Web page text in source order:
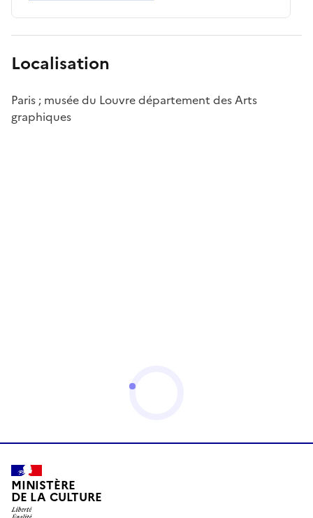
Localisation
Paris ; musée du Louvre département des Arts
graphiques
MINISTÈRE
DE LA CULTURE